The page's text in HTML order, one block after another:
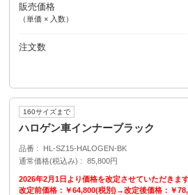
販売価格
（単価 × 入数）
注文数
160サイズまで
ハロゲン車インナーブラック
品番
HL-SZ15-HALOGEN-BK
通常価格(税込み)
85,800円
2026年2月1日より価格を改定させていただきます
改定前価格：￥64,800(税別)→改定後価格：￥